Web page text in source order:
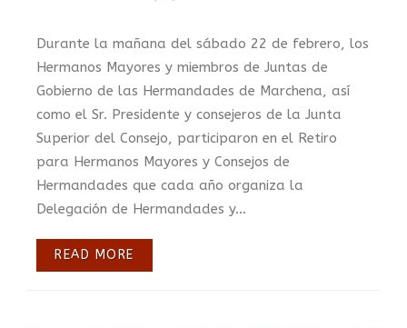
Durante la mañana del sábado 22 de febrero, los
Hermanos Mayores y miembros de Juntas de
Gobierno de las Hermandades de Marchena, así
como el Sr. Presidente y consejeros de la Junta
Superior del Consejo, participaron en el Retiro
para Hermanos Mayores y Consejos de
Hermandades que cada año organiza la
Delegación de Hermandades y...
READ MORE